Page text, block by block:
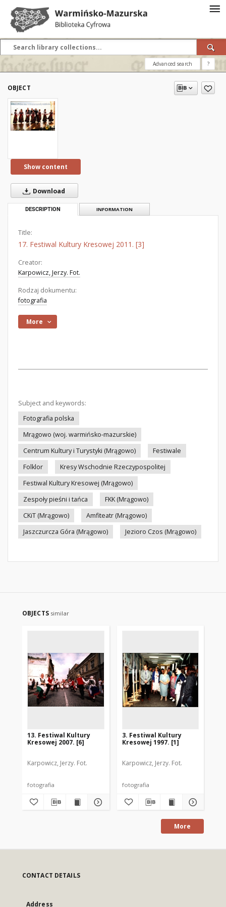
Advanced search ?
OBJECT
Show content
Download
DESCRIPTION INFORMATION
Title:
17. Festiwal Kultury Kresowej 2011. [3]
Creator:
Karpowicz, Jerzy. Fot.
Rodzaj dokumentu:
fotografia
More
Subject and keywords:
Fotografia polska
Mrągowo (woj. warmińsko-mazurskie)
Centrum Kultury i Turystyki (Mrągowo)
Festiwale
Folklor
Kresy Wschodnie Rzeczypospolitej
Festiwal Kultury Kresowej (Mrągowo)
Zespoły pieśni i tańca
FKK (Mrągowo)
CKiT (Mrągowo)
Amfiteatr (Mrągowo)
Jaszczurcza Góra (Mrągowo)
Jezioro Czos (Mrągowo)
OBJECTS similar
13. Festiwal Kultury
Kresowej 2007. [6]
Karpowicz, Jerzy. Fot.
fotografia
3. Festiwal Kultury
Kresowej 1997. [1]
Karpowicz, Jerzy. Fot.
fotografia
More
CONTACT DETAILS
Address